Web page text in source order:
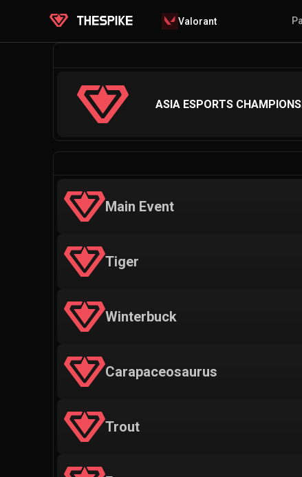
Valorant
ASIA ESPORTS
Main Event
Tiger
Winterbuck
Carapaceosaurus
Trout